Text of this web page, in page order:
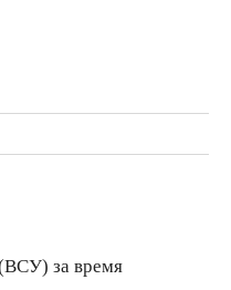
за время